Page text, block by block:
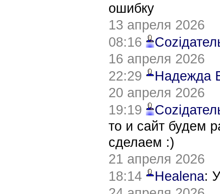
ошибку
13 апреля 2026
08:16
16 апреля 2026
22:29
Надежда
20 апреля 2026
19:19
то и сайт будем
сделаем :)
21 апреля 2026
18:14
Healena: